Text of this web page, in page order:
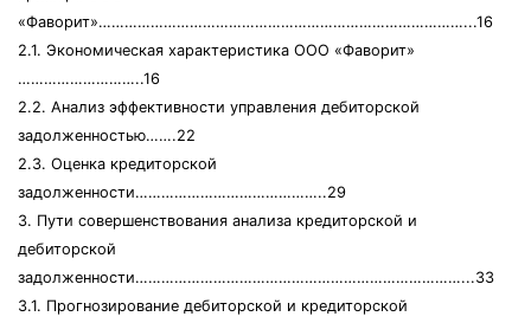
«Фаворит»…………………………………………………………………………...16
2.1. Экономическая характеристика ООО «Фаворит»
………………………..16
2.2. Анализ эффективности управления дебиторской
задолженностью…….22
2.3. Оценка кредиторской
задолженности……………………………………..29
3. Пути совершенствования анализа кредиторской и
дебиторской
задолженности…………………………………………………………………...33
3.1. Прогнозирование дебиторской и кредиторской